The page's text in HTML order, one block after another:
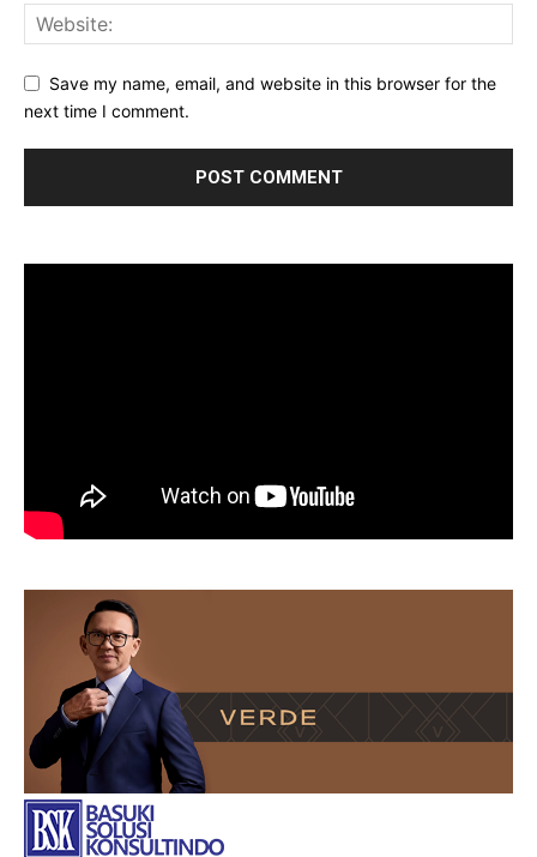
Save my name, email, and website in this browser for the
next time I comment.